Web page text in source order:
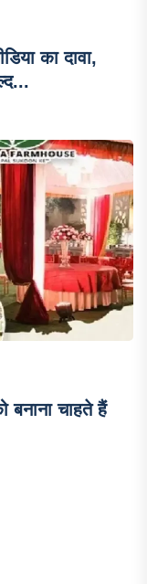
का दावा,
चाहते हैं